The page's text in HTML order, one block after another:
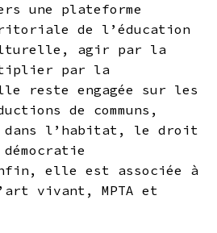
une plateforme
de l’éducation
agir par la
par la
reste engagée sur les
de communs,
dans l’habitat, le droit
elle est associée à
vivant, MPTA et